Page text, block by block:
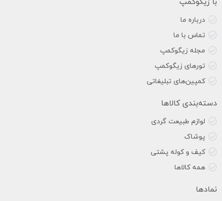
درباره ما
تماس با ما
مجله زیگوکمپ
تورهای زیگوکمپ
کمپین‌های تبلیغاتی
دسته‌بندی کالاها
لوازم طبیعت گردی
پوشاک
کیف و کوله پشتی
همه کالاها
نمادها